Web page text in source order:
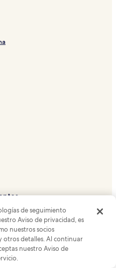
Tritone
Condotti
de Via Marsala
Plaza Barberini
Corso
de seguimiento
Aviso de privacidad, es
nuestros socios
otros detalles. Al continuar
nuestro Aviso de